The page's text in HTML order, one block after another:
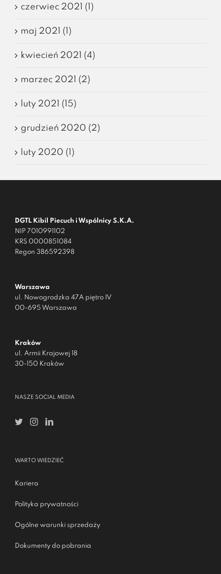
czerwiec 2021 (1)
maj 2021 (1)
kwiecień 2021 (4)
marzec 2021 (2)
luty 2021 (15)
grudzień 2020 (2)
luty 2020 (1)
DGTL Kibil Piecuch i Wspólnicy S.K.A.
NIP 7010991102
KRS 0000851084
Regon 386592398
Warszawa
ul. Nowogrodzka 47A piętro IV
00-695 Warszawa
Kraków
ul. Armii Krajowej 18
30-150 Kraków
NASZE SOCIAL MEDIA
WARTO WIEDZIEĆ
Kariera
Polityka prywatności
Ogólne warunki sprzedaży
Dokumenty do pobrania